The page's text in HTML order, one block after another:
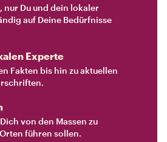
nur Du und dein lokaler
auf Deine Bedürfnisse
Experte
Fakten bis hin zu aktuellen
von den Massen zu
führen sollen.